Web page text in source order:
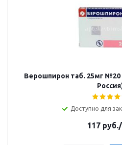
Верошпирон таб. 25мг
Доступно для
117руб.